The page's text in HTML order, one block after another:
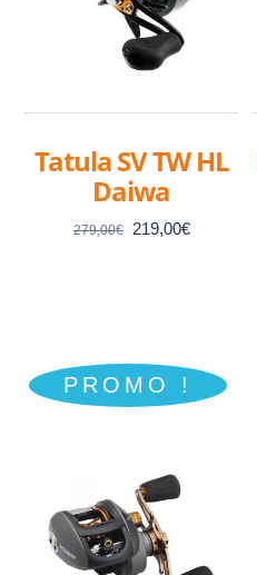
Tatula SV TW HL
Daiwa
279,00€
Le
219,00€Le
PROMO !